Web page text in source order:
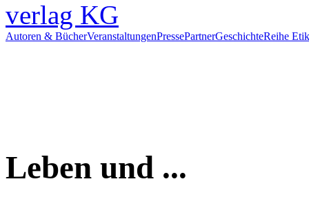
Autoren & BücherVeranstaltungenPressePartnerGeschichteReihe
Leben und ...